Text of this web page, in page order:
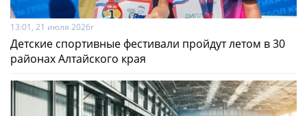
13:01, 21 июля 2026г
Детские спортивные фестивали пройдут летом в 30
районах Алтайского края